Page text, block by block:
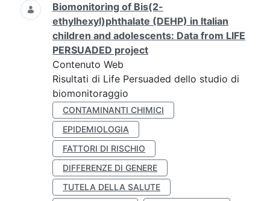
Biomonitoring of Bis(2-
ethylhexyl)phthalate (DEHP) in Italian
children and adolescents: Data from LIFE
PERSUADED project
Contenuto Web
Risultati di Life Persuaded dello studio di
biomonitoraggio
CONTAMINANTI CHIMICI
EPIDEMIOLOGIA
FATTORI DI RISCHIO
DIFFERENZE DI GENERE
TUTELA DELLA SALUTE